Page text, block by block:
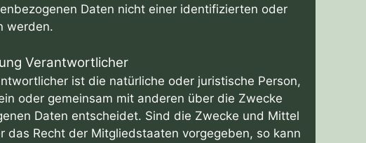
Daten nicht einer identifizierten oder
werden.
Verantwortlicher
ist die natürliche oder juristische Person,
oder gemeinsam mit anderen über die Zwecke
Daten entscheidet. Sind die Zwecke und Mittel
Recht der Mitgliedstaaten vorgegeben, so kann